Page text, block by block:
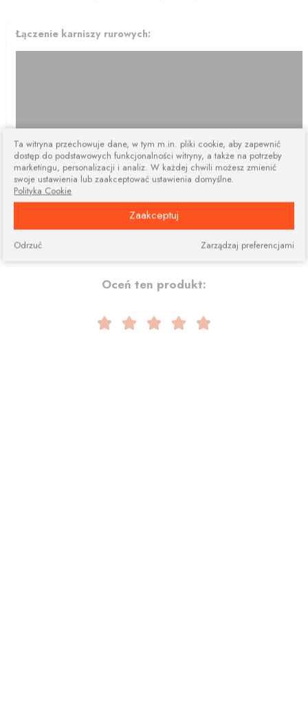
Łączenie karniszy rurowych:
Oceń ten produkt:
Ta witryna przechowuje dane, w tym m.in. pliki cookie, aby zapewnić
dostęp do podstawowych funkcjonalności witryny, a także na potrzeby
marketingu, personalizacji i analiz. W każdej chwili możesz zmienić
swoje ustawienia lub zaakceptować ustawienia domyślne.
Polityka Cookie
Zaakceptuj
Zarządzaj preferencjami
Odrzuć